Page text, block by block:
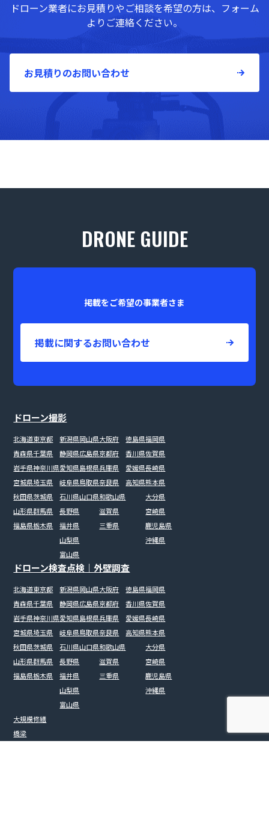
ドローン業者にお見積りやご相談を希望の方は、フォーム
よりご連絡ください。
お見積りのお問い合わせ
DRONE GUIDE
掲載をご希望の事業者さま
掲載に関するお問い合わせ
ドローン撮影
北海道
青森県
岩手県
宮城県
秋田県
山形県
福島県
東京都
千葉県
神奈川県
埼玉県
茨城県
群馬県
栃木県
新潟県
静岡県
愛知県
岐阜県
石川県
長野県
福井県
山梨県
富山県
岡山県
広島県
島根県
鳥取県
山口県
大阪府
京都府
兵庫県
奈良県
和歌山県
滋賀県
三重県
徳島県
香川県
愛媛県
高知県
福岡県
佐賀県
長崎県
熊本県
大分県
宮崎県
鹿児島県
沖縄県
ドローン検査点検｜外壁調査
北海道
青森県
岩手県
宮城県
秋田県
山形県
福島県
東京都
千葉県
神奈川県
埼玉県
茨城県
群馬県
栃木県
新潟県
静岡県
愛知県
岐阜県
石川県
長野県
福井県
山梨県
富山県
岡山県
広島県
島根県
鳥取県
山口県
大阪府
京都府
兵庫県
奈良県
和歌山県
滋賀県
三重県
徳島県
香川県
愛媛県
高知県
福岡県
佐賀県
長崎県
熊本県
大分県
宮崎県
鹿児島県
沖縄県
大規模修繕
橋梁